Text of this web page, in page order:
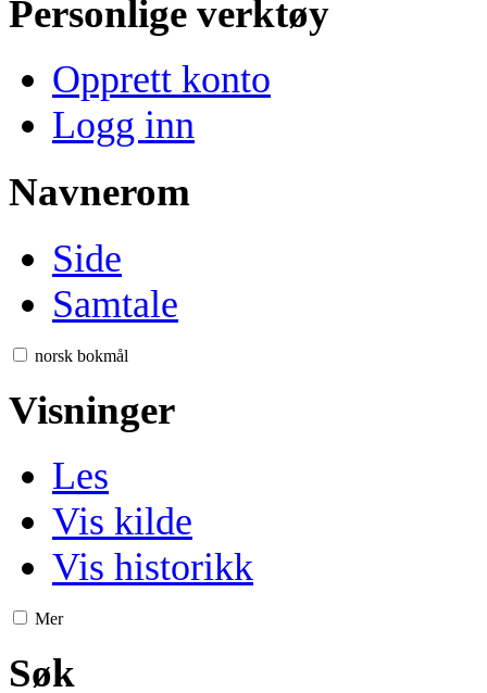
Personlige verktøy
Opprett konto
Logg inn
Navnerom
Side
Samtale
norsk bokmål
Visninger
Les
Vis kilde
Vis historikk
Mer
Søk